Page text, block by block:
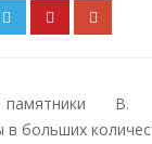
памятники
больших